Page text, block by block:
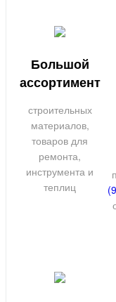
Большой
ассортимент
строительных
материалов,
товаров для
ремонта,
инструмента и
теплиц